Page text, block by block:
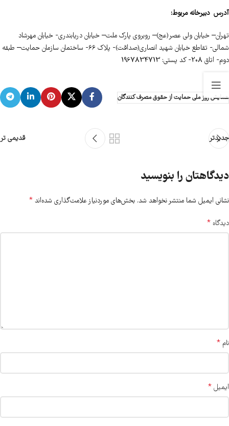
آدرس دبیرخانه مربوط:
تهران– خیابان ولی عصر(عج)– روبروی پارک ملت– خیابان دریابندری- خیابان مهرشاد
شمالی- تقاطع خیابان شهید انصاری(صداقت)- پلاک 66- ساختمان سازمان حمایت– طبقه
دوم- اتاق 208- کد پستی: 1967834713
همایش روز ملی حمایت از حقوق مصرف کنندگان
جدیدتر قدیمی تر
دیدگاهتان را بنویسید
نشانی ایمیل شما منتشر نخواهد شد. بخش‌های موردنیاز علامت‌گذاری شده‌اند *
دیدگاه *
نام *
ایمیل *